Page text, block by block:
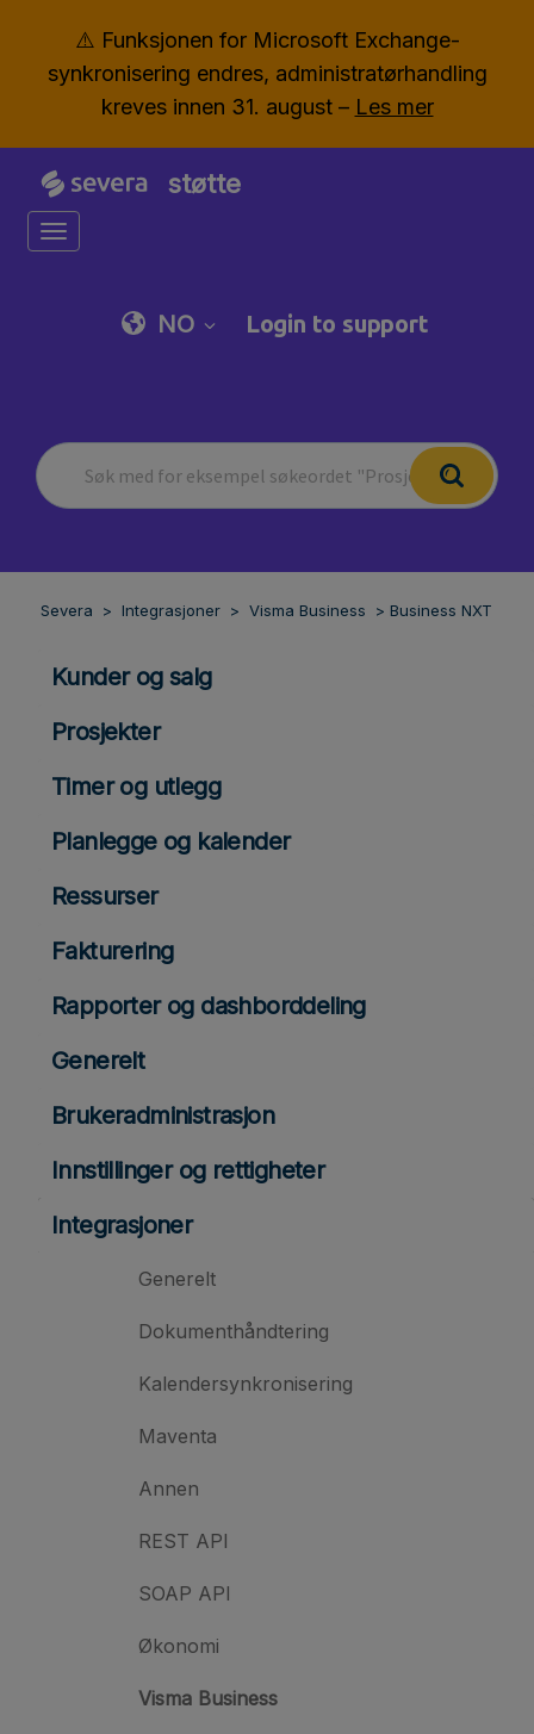
⚠️ Funksjonen for Microsoft Exchange-
synkronisering endres, administratørhandling
kreves innen 31. august – Les mer
støtte
Toggle navigation
NO Login to support
Severa Integrasjoner Visma Business Business NXT
Kunder og salg
Prosjekter
Timer og utlegg
Planlegge og kalender
Ressurser
Fakturering
Rapporter og dashborddeling
Generelt
Brukeradministrasjon
Innstillinger og rettigheter
Integrasjoner
Generelt
Dokumenthåndtering
Kalendersynkronisering
Maventa
Annen
REST API
SOAP API
Økonomi
Visma Business